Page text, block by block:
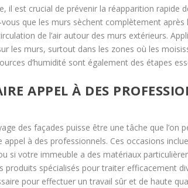
il est crucial de prévenir la réapparition rapide
vous que les murs sèchent complètement
de l’air autour des murs extérieurs.
les murs, surtout dans les zones où les
d’humidité sont également des étapes
APPEL À DES
des façades puisse être une tâche que
appel à des professionnels. Ces occasions
si votre immeuble a des matériaux
produits spécialisés pour traiter efficacement
pour effectuer un travail sûr et de haute